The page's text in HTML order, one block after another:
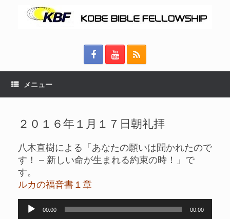
メニュー
２０１６年１月１７日朝礼拝
八木直樹による「あなたの願いは聞かれたので
す！ – 新しい命が生まれる約束の時！」で
す。
ルカの福音書１章
00:00 00:00